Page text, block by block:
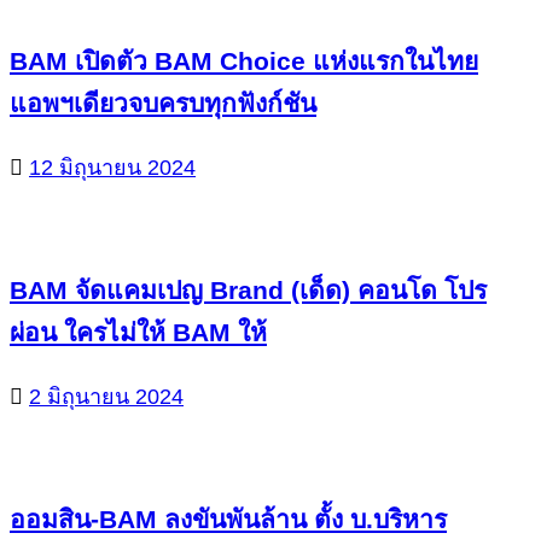
BAM เปิดตัว BAM Choice แห่งแรกในไทย
แอพฯเดียวจบครบทุกฟังก์ชัน
12 มิถุนายน 2024
BAM จัดแคมเปญ Brand (เด็ด) คอนโด โปร
ผ่อน ใครไม่ให้ BAM ให้
2 มิถุนายน 2024
ออมสิน-BAM ลงขันพันล้าน ตั้ง บ.บริหาร